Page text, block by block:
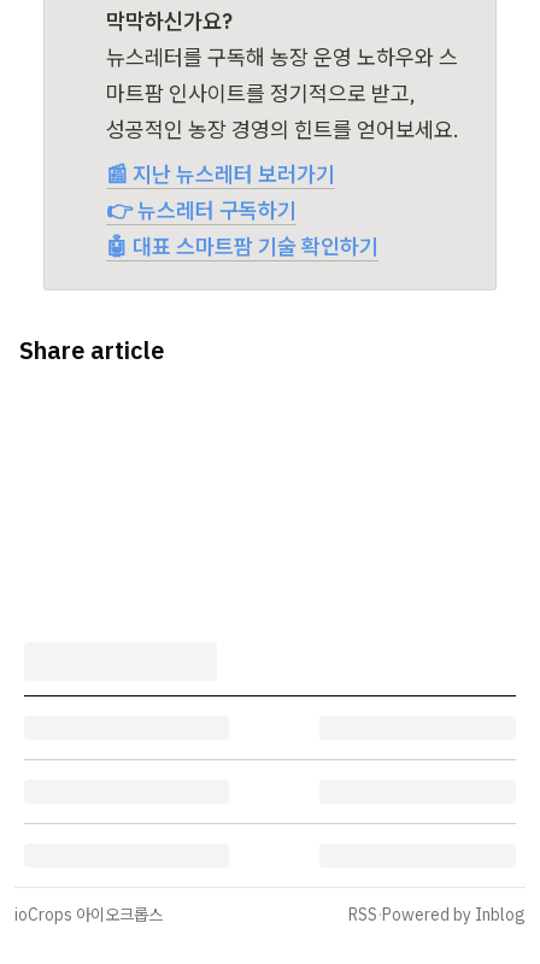
뉴스레터를 구독해 농장 운영 노하우와 스
마트팜 인사이트를 정기적으로 받고,
성공적인 농장 경영의 힌트를 얻어보세요.
📰 지난 뉴스레터 보러가기
👉 뉴스레터 구독하기
🤖 대표 스마트팜 기술 확인하기
Share article
ioCrops 아이오크롭스 RSS·Powered by Inblog